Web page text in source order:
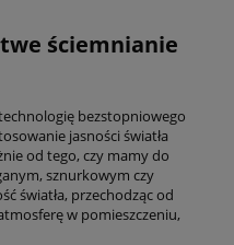
ściemnianie
bezstopniowego
jasności światła
od tego, czy mamy do
sznurkowym czy
światła, przechodząc od
w pomieszczeniu,